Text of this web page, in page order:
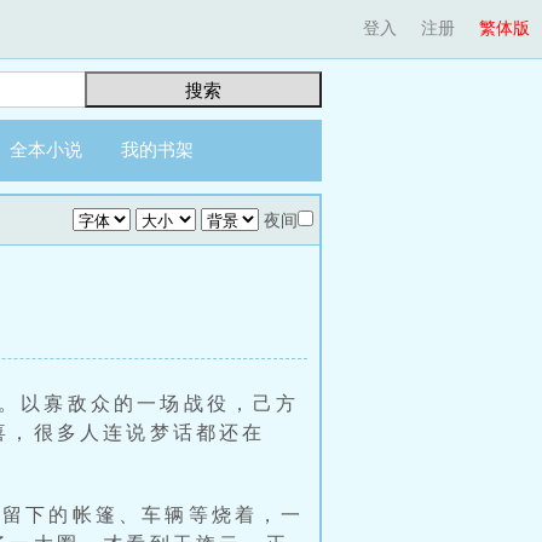
繁体版
登入 注册
搜索
全本小说 我的书架
夜间
以寡敌众的一场战役，己方
很多人连说梦话都还在
下的帐篷、车辆等烧着，一